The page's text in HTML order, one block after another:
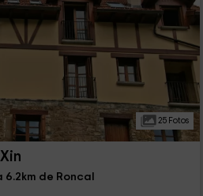
25 Fotos
de Roncal